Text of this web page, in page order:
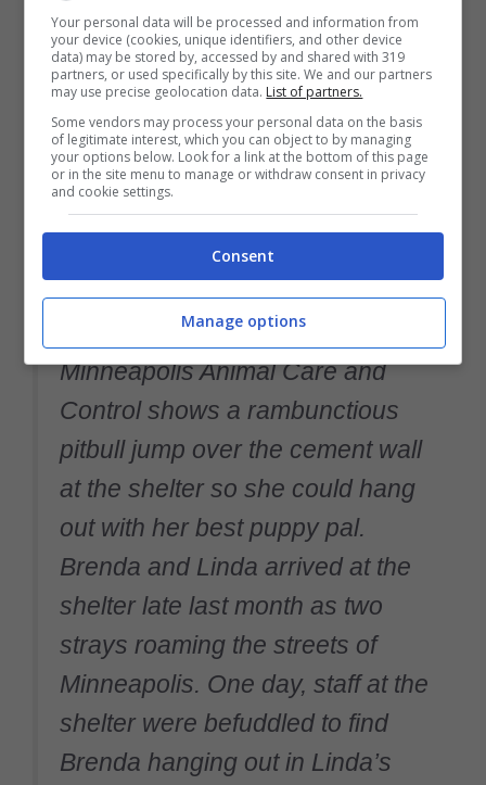
l’annuncio della loro
Oltre, quindi, ad aver superato insieme limiti
fisici e quotidiani, Brenda e Linda ora
possono tornare in libertà, conoscere la loro
nuova famiglia e quella che sarà la loro casa
per sempre, senza doversi mai separare.
@cheddarMission impawsible!
Security footage from inside
Minneapolis Animal Care and
Control shows a rambunctious
pitbull jump over the cement wall
at the shelter so she could hang
out with her best puppy pal.
Brenda and Linda arrived at the
shelter late last month as two
strays roaming the streets of
Minneapolis. One day, staff at the
shelter were befuddled to find
Brenda hanging out in Linda’s
Your personal data will be processed and information from
your device (cookies, unique identifiers, and other device
data) may be stored by, accessed by and shared with 319
partners, or used specifically by this site. We and our partners
may use precise geolocation data. List of partners.
Some vendors may process your personal data on the basis
of legitimate interest, which you can object to by managing
your options below. Look for a link at the bottom of this page
or in the site menu to manage or withdraw consent in privacy
and cookie settings.
Consent
Manage options